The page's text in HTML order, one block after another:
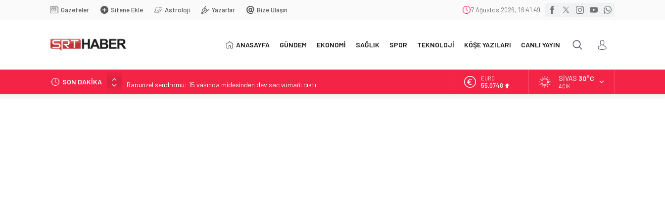
Gazeteler Sitene Ekle Astroloji Yazarlar Bize Ulaşın 7 Ağustos 2026, 16:41:50
ANASAYFA GÜNDEM EKONOMİ SAĞLIK SPOR TEKNOLOJİ KÖŞE YAZILARI CANLI YAYIN
SON DAKİKA
Rapunzel sendromu: 15 yaşında midesinden dev saç yumağı çıktı
Mekke Zirvesiyle Kurulmuş Ortak Savunma Anlaşması
ALTIN
6.623,43
SIVAS 30°C
AÇIK